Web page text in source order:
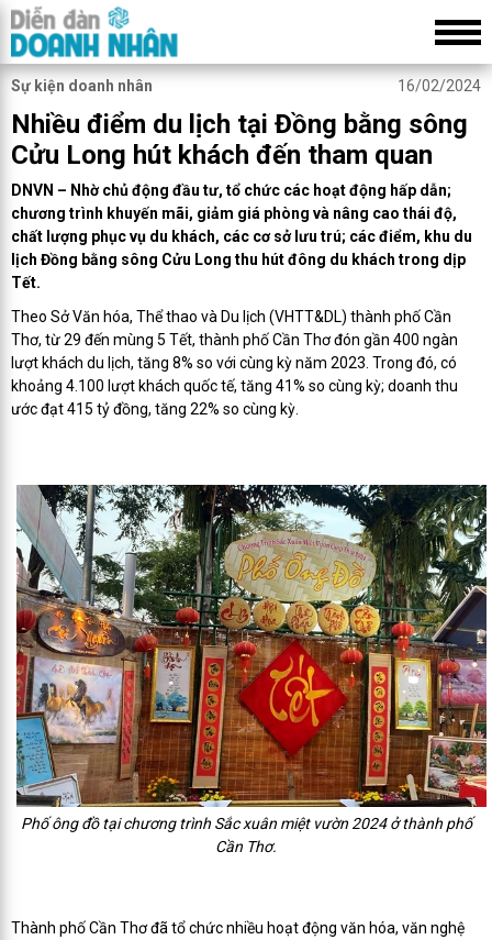
Sự kiện doanh nhân 16/02/2024
Nhiều điểm du lịch tại Đồng bằng sông
Cửu Long hút khách đến tham quan
DNVN – Nhờ chủ động đầu tư, tổ chức các hoạt động hấp dẫn;
chương trình khuyến mãi, giảm giá phòng và nâng cao thái độ,
chất lượng phục vụ du khách, các cơ sở lưu trú; các điểm, khu du
lịch Đồng bằng sông Cửu Long thu hút đông du khách trong dịp
Tết.
Theo Sở Văn hóa, Thể thao và Du lịch (VHTT&DL) thành phố Cần
Thơ, từ 29 đến mùng 5 Tết, thành phố Cần Thơ đón gần 400 ngàn
lượt khách du lịch, tăng 8% so với cùng kỳ năm 2023. Trong đó, có
khoảng 4.100 lượt khách quốc tế, tăng 41% so cùng kỳ; doanh thu
ước đạt 415 tỷ đồng, tăng 22% so cùng kỳ.
Phố ông đồ tại chương trình Sắc xuân miệt vườn 2024 ở thành phố
Cần Thơ.
Thành phố Cần Thơ đã tổ chức nhiều hoạt động văn hóa, văn nghệ